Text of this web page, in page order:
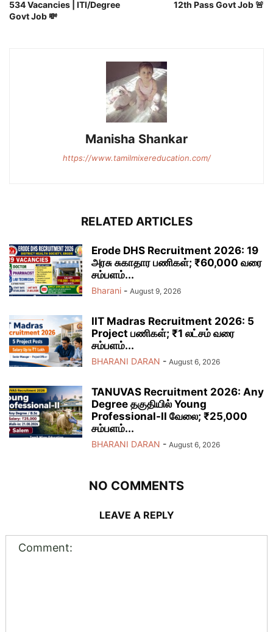
534 Vacancies | ITI/Degree
Govt Job 💸
12th Pass Govt Job 🚨
Manisha Shankar
https://www.tamilmixereducation.com/
RELATED ARTICLES
Erode DHS Recruitment 2026: 19
அரசு சுகாதார பணிகள்; ₹60,000 வரை
சம்பளம்...
Bharani - August 9, 2026
IIT Madras Recruitment 2026: 5
Project பணிகள்; ₹1 லட்சம் வரை
சம்பளம்...
BHARANI DARAN - August 6, 2026
TANUVAS Recruitment 2026: Any
Degree தகுதியில் Young
Professional-II வேலை; ₹25,000
சம்பளம்...
BHARANI DARAN - August 6, 2026
NO COMMENTS
LEAVE A REPLY